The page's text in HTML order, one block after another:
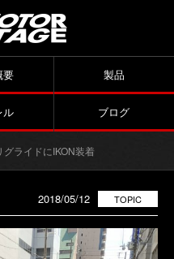
要 製品
ル ブログ
グライドにIKON装着
TOPIC
2018/05/12